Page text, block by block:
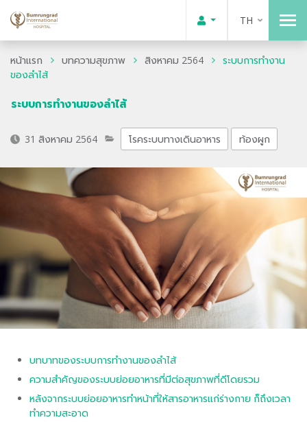
TH
หน้าแรก บทความสุขภาพ สิงหาคม 2564
ระบบการทำงาน
ของลำไส้
ระบบการทำงานของลำไส้
31 สิงหาคม 2564 โรคระบบทางเดินอาหาร ท้องผูก
บทบาทของระบบการทำงานของลำไส้
ความสำคัญของระบบย่อยอาหารที่มีต่อสุขภาพที่ดีโดยรวม
หลังจากระบบย่อยอาหารทำหน้าที่ให้สารอาหารแก่ร่างกาย ก็ถึงเวลา
ทำความสะอาด